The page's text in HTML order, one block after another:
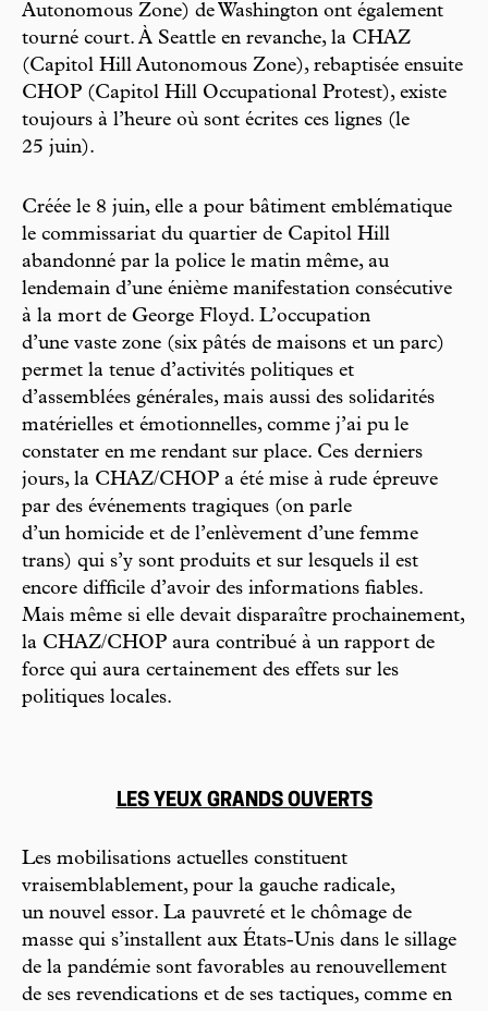
Autonomous Zone) de Washington ont également
tourné court. À Seattle en revanche, la CHAZ
(Capitol Hill Autonomous Zone), rebaptisée ensuite
CHOP (Capitol Hill Occupational Protest), existe
toujours à l’heure où sont écrites ces lignes (le
25 juin).
Créée le 8 juin, elle a pour bâtiment emblématique
le commissariat du quartier de Capitol Hill
abandonné par la police le matin même, au
lendemain d’une énième manifestation consécutive
à la mort de George Floyd. L’occupation
d’une vaste zone (six pâtés de maisons et un parc)
permet la tenue d’activités politiques et
d’assemblées générales, mais aussi des solidarités
matérielles et émotionnelles, comme j’ai pu le
constater en me rendant sur place. Ces derniers
jours, la CHAZ/CHOP a été mise à rude épreuve
par des événements tragiques (on parle
d’un homicide et de l’enlèvement d’une femme
trans) qui s’y sont produits et sur lesquels il est
encore difficile d’avoir des informations fiables.
Mais même si elle devait disparaître prochainement,
la CHAZ/CHOP aura contribué à un rapport de
force qui aura certainement des effets sur les
politiques locales.
LES YEUX GRANDS OUVERTS
Les mobilisations actuelles constituent
vraisemblablement, pour la gauche radicale,
un nouvel essor. La pauvreté et le chômage de
masse qui s’installent aux États-Unis dans le sillage
de la pandémie sont favorables au renouvellement
de ses revendications et de ses tactiques, comme en